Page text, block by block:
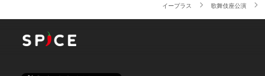
イープラス 歌舞伎座公演